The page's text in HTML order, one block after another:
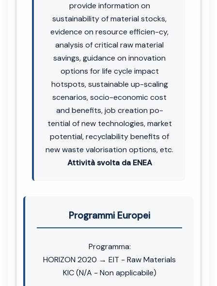
provide information on
sustainability of material stocks,
evidence on resource efficien-cy,
analysis of critical raw material
savings, guidance on innovation
options for life cycle impact
hotspots, sustainable up-scaling
scenarios, socio-economic cost
and benefits, job creation po-
tential of new technologies, market
potential, recyclability benefits of
new waste valorisation options, etc.
Attività svolta da ENEA
Programmi Europei
Programma:
HORIZON 2020 → EIT - Raw Materials
KIC (N/A - Non applicabile)